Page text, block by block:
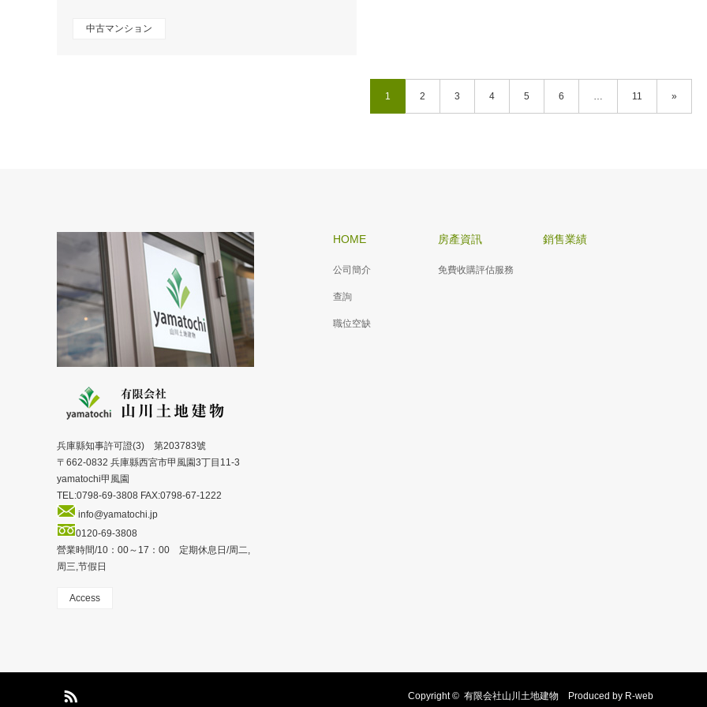
中古マンション
1 2 3 4 5 6 … 11 »
HOME
公司簡介
查詢
職位空缺
房產資訊
免費收購評估服務
銷售業績
兵庫縣知事許可證(3) 第203783號
〒662-0832 兵庫縣西宮市甲風園3丁目11-3
yamatochi甲風園
TEL:0798-69-3808 FAX:0798-67-1222
info@yamatochi.jp
0120-69-3808
營業時間/10：00～17：00 定期休息日/周二,
周三,节假日
Access
Copyright © 有限会社山川土地建物 Produced by R-web